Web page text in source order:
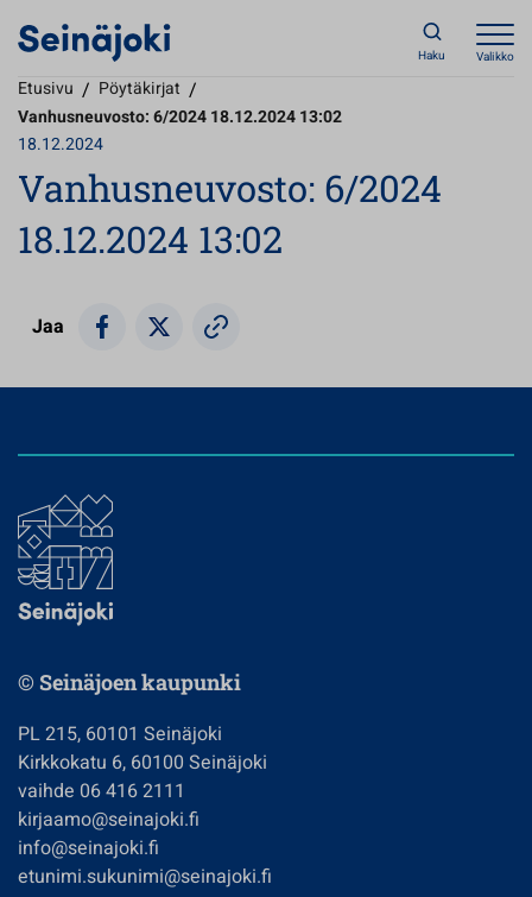
Haku Valikko
Etusivu / Pöytäkirjat /
Vanhusneuvosto: 6/2024 18.12.2024 13:02
18.12.2024
Vanhusneuvosto: 6/2024
18.12.2024 13:02
Jaa
© Seinäjoen kaupunki
PL 215, 60101 Seinäjoki
Kirkkokatu 6, 60100 Seinäjoki
vaihde 06 416 2111
kirjaamo@seinajoki.fi
info@seinajoki.fi
etunimi.sukunimi@seinajoki.fi